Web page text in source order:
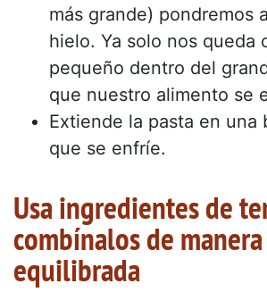
más grande) pondremos
hielo. Ya solo nos queda
pequeño dentro del
que nuestro alimento se
Extiende la pasta en una
que se enfríe.
Usa ingredientes de
combínalos de manera
equilibrada